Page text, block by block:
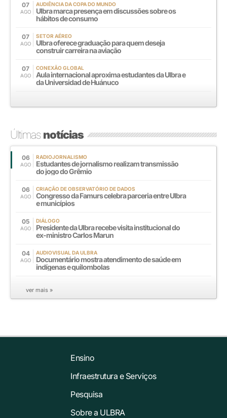
07
AGO
AUDIÊNCIA DA COPA DO MUNDO
Ulbra marca presença em discussões sobre os
hábitos de consumo
07
AGO
SETOR AÉREO
Ulbra oferece graduação para quem deseja
construir carreira na aviação
07
AGO
CONEXÃO GLOBAL
Aula internacional aproxima estudantes da Ulbra e
da Universidad de Huánuco
Últimasnotícias
06
AGO
RADIOJORNALISMO
Estudantes de jornalismo realizam transmissão
do jogo do Grêmio
06
AGO
CRIAÇÃO DE OBSERVATÓRIO DE DADOS
Congresso da Famurs celebra parceria entre Ulbra
e municípios
05
AGO
DIÁLOGO
Presidente da Ulbra recebe visita institucional do
ex-ministro Carlos Marun
04
AGO
AUDIOVISUAL DA ULBRA
Documentário mostra atendimento de saúde em
indígenas e quilombolas
ver mais »
Ensino
Infraestrutura e Serviços
Pesquisa
Sobre a ULBRA